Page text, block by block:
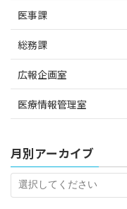
医事課
総務課
広報企画室
医療情報管理室
月別アーカイブ